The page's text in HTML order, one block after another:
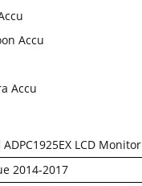
Accu
Accu
LCD Monitor
2014-2017